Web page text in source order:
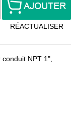
RÉACTUALISER
NPT 1",